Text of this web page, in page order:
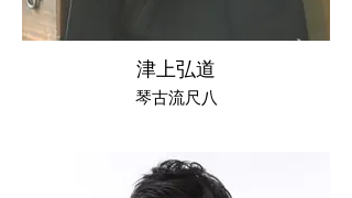
津上弘道
琴古流尺八